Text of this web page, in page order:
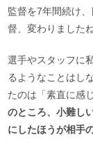
監督を7年間続け
督、変わりました
選手やスタッフに
るようなことはし
たのは「素直に感
のところ、小難し
にしたほうが相手